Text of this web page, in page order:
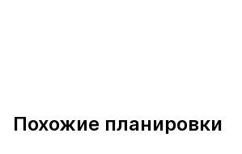
Похожие планировки